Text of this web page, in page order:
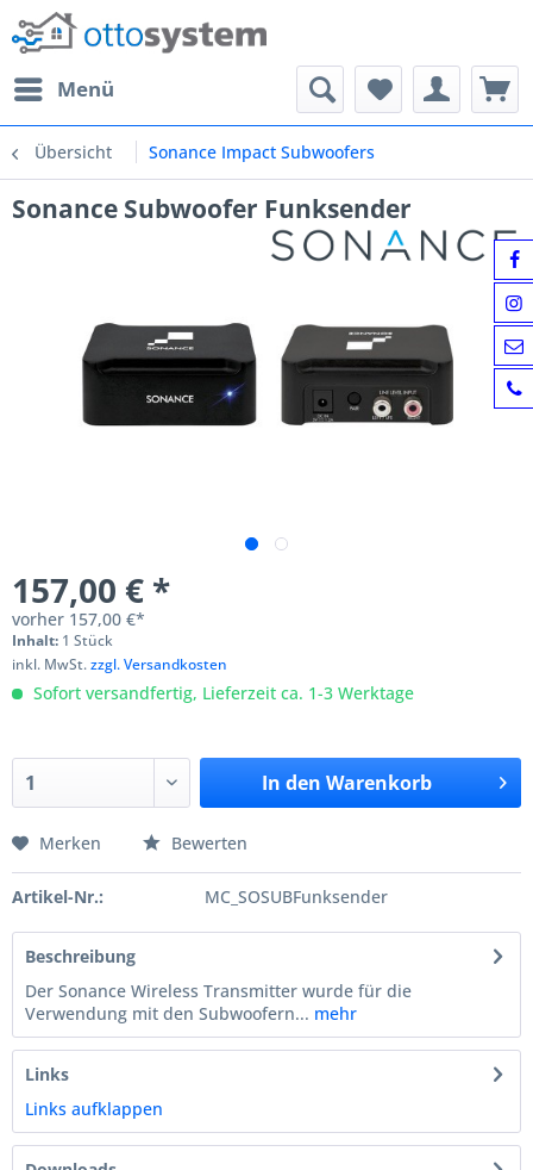
Menü
Übersicht Sonance Impact Subwoofers
Sonance Subwoofer Funksender
157,00 € *
vorher 157,00 €*
Inhalt: 1 Stück
inkl. MwSt.zzgl. Versandkosten
Sofort versandfertig, Lieferzeit ca. 1-3 Werktage
In den Warenkorb
Merken Bewerten
Artikel-Nr.: MC_SOSUBFunksender
Beschreibung
Der Sonance Wireless Transmitter wurde für die
Verwendung mit den Subwoofern... mehr
Links
Links aufklappen